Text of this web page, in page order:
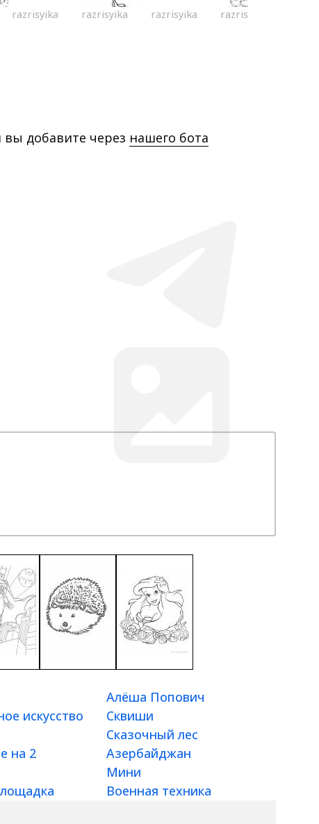
razrisyika razrisyika razrisyika razrisyika
добавите через нашего бота
Алёша Попович
искусство
Сквиши
Сказочный лес
на 2
Азербайджан
Мини
Военная техника